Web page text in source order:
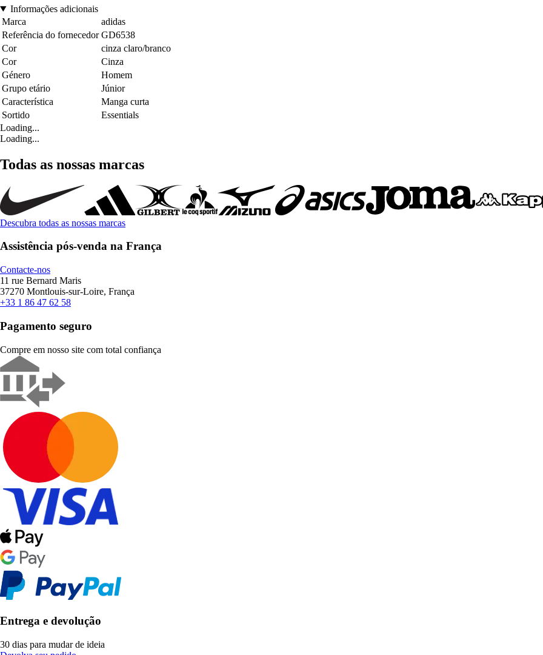
Informações adicionais
Marca
adidas
Referência do fornecedor GD6538
Cor
cinza claro/branco
Cor
Cinza
Género
Homem
Grupo etário
Júnior
Característica
Manga curta
Sortido
Essentials
Loading...
Loading...
Todas as nossas marcas
Descubra todas as nossas marcas
Assistência pós-venda na França
Contacte-nos
11 rue Bernard Maris
37270 Montlouis-sur-Loire, França
+33 1 86 47 62 58
Pagamento seguro
Compre em nosso site com total confiança
Entrega e devolução
30 dias para mudar de ideia